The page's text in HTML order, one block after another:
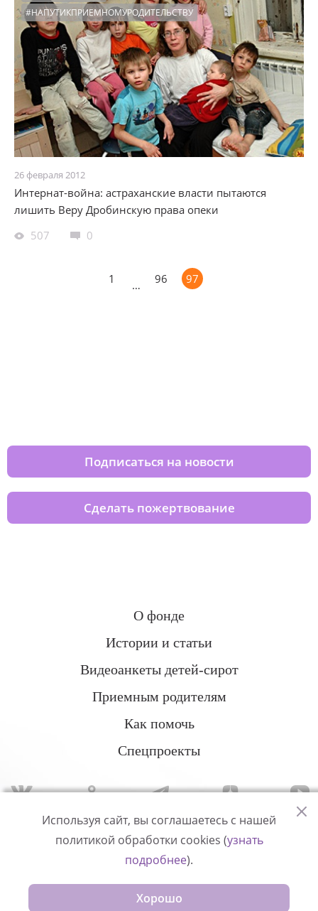
#НАПУТИКПРИЕМНОМУРОДИТЕЛЬСТВУ
26 февраля 2012
Интернат-война: астраханские власти пытаются
лишить Веру Дробинскую права опеки
507
0
1 … 96 97
Подписаться на новости
Сделать пожертвование
О фонде
Истории и статьи
Видеоанкеты детей-сирот
Приемным родителям
Как помочь
Спецпроекты
Политика конфиденциальности
© Измени одну жизнь
Используя сайт, вы соглашаетесь с нашей
политикой обработки cookies (узнать
подробнее).
Хорошо